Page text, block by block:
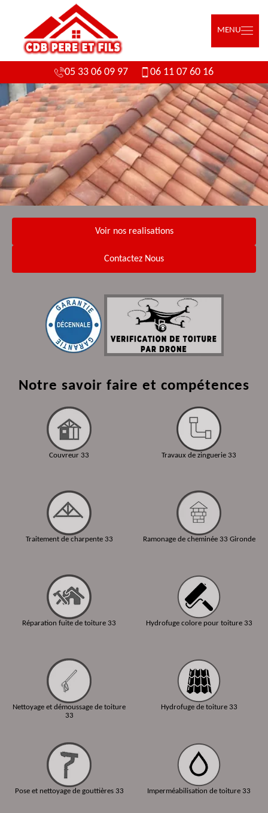
MENU
05 33 06 09 97 06 11 07 60 16
Voir nos realisations
Contactez Nous
Notre savoir faire et compétences
Couvreur 33
Traitement de charpente 33
Réparation fuite de toiture 33
Nettoyage et démoussage de toiture
33
Pose et nettoyage de gouttières 33
Travaux de zinguerie 33
Ramonage de cheminée 33 Gironde
Hydrofuge colore pour toiture 33
Hydrofuge de toiture 33
Imperméabilisation de toiture 33